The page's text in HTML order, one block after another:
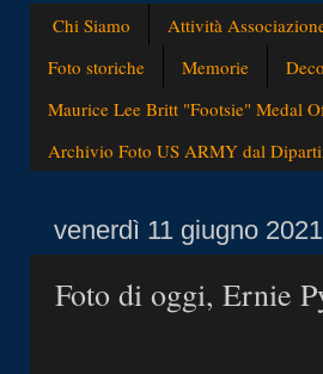
Chi Siamo Attività
Foto storiche
Memorie
Maurice Lee Britt "Footsie" Medal
Archivio Foto US ARMY dal
venerdì 11 giugno 2021
Foto di oggi, Ernie